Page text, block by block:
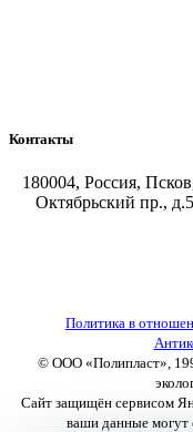
Контакты
180004, Россия,
Октябрьский пр.,
Политика в
© ООО «Полипласт»,
Сайт защищён сервисом
ваши данные могут